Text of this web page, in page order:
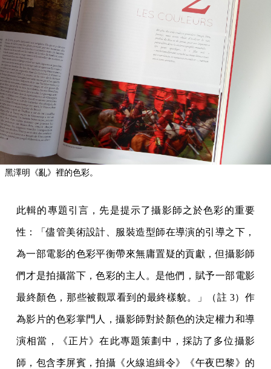
黑澤明《亂》裡的色彩。
此輯的專題引言，先是提示了攝影師之於色彩的重要
性：「儘管美術設計、服裝造型師在導演的引導之下，
為一部電影的色彩平衡帶來無庸置疑的貢獻，但攝影師
們才是拍攝當下，色彩的主人。是他們，賦予一部電影
最終顏色，那些被觀眾看到的最終樣貌。」（註 3）作
為影片的色彩掌門人，攝影師對於顏色的決定權力和導
演相當，《正片》在此專題策劃中，採訪了多位攝影
師，包含李屏賓，拍攝《火線追緝令》《午夜巴黎》的